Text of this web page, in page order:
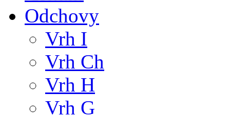
Odchovy
Vrh I
Vrh Ch
Vrh H
Vrh G